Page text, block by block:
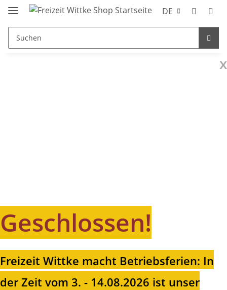
DE
x
Geschlossen!
Freizeit Wittke macht Betriebsferien: In
der Zeit vom 3. - 14.08.2026 ist unser